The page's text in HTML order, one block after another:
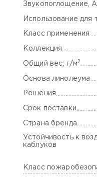
Звукопоглощение,
Использование для
Класс применения
Коллекция
Общий вес, г/м2
Основа линолеума
Решения
Срок поставки
Страна бренда
Устойчивость к
каблуков
Класс